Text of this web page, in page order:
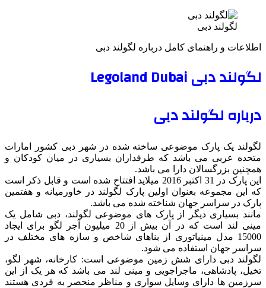
لگولند دبی
اطلاعات و راهنمای کامل درباره لگولند دبی
لگولند دبی Legoland Dubai
درباره لگولند دبی
لگولند یک پارک موضوعی ساخته شده در شهر دبی کشور امارات
متحده عربی می باشد که طرفداران بسیاری در میان کودکان و
همچنین بزرگسالان دارا می باشد.
این پارک در 31 اکتبر 2016 میلاید افتتاح شده است و قابل ذکر است
که این مجموعه بعنوان اولین پارک لگولند در خاورمیانه و هفتمین
پارک در سراسر جهان شناخته شده می باشد.
مانند بسیاری دیگر از پارک های موضوعی لگولند، دبی شامل یک
مینی لند است که در آن بیش از 20 میلیون آجر لگو برای ایجاد
15000 مدل مینیاتوری از بناهای شاخص و سازه های مختلف در
سراسر جهان استفاده می شود.
لگولند دبی دارای شش زمین موضوعی است: کارخانه، شهر لگو،
تخیل، پادشاهی، ماجراجویی و مینی لند می باشد که هر یک از این
سرزمین ها دارای وسایل سواری و مناظر منحصر به فردی هستند